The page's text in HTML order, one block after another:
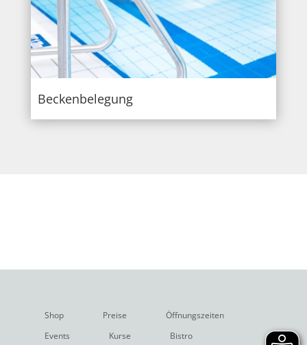
Beckenbelegung
Shop Preise
Öffnungszeiten
Events
Kurse Bistro